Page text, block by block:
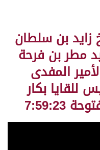
زايد بن سلطان
مطر بن فرحة
المفدى
للقايا بكار